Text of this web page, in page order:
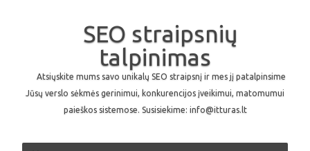
SEO straipsnių
talpinimas
Atsiųskite mums savo unikalų SEO straipsnį ir mes jį patalpinsime
Jūsų verslo sėkmės gerinimui, konkurencijos įveikimui, matomumui
paieškos sistemose. Susisiekime: info@itturas.lt
Skip to content